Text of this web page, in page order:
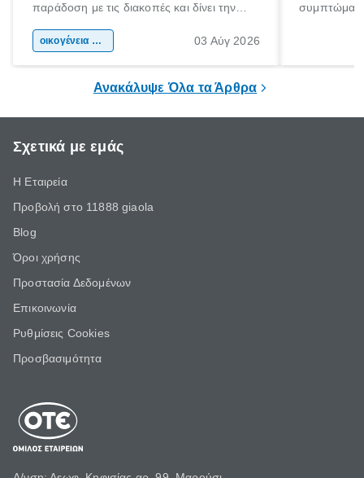
παράδοση με τις διακοπές και δίνει την
χώρας. Είτε πρόκειται για λίγες μέρες
οικογένεια & παιδί 03 Αύγ 2026
Ανακάλυψε Όλα τα Άρθρα
Σχετικά με εμάς
Η Εταιρεία
Προβολή στο 11888 giaola
Blog
Όροι χρήσης
Προστασία Δεδομένων
Επικοινωνία
Ρυθμίσεις Cookies
Προσβασιμότητα